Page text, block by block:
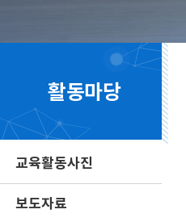
활동마당
교육활동사진
보도자료